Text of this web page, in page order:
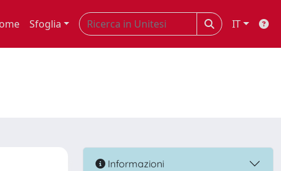
Sfoglia IT
Informazioni